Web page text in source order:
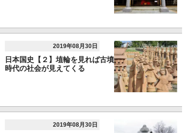
2019年08月30日
日本国史【２】埴輪を見れば古墳
時代の社会が見えてくる
2019年08月30日